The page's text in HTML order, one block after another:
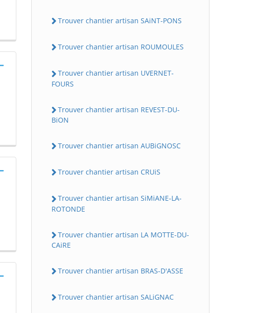
Trouver chantier artisan SAiNT-PONS
Trouver chantier artisan ROUMOULES
Trouver chantier artisan UVERNET-
FOURS
Trouver chantier artisan REVEST-DU-
BiON
Trouver chantier artisan AUBiGNOSC
Trouver chantier artisan CRUiS
Trouver chantier artisan SiMiANE-LA-
ROTONDE
Trouver chantier artisan LA MOTTE-DU-
CAiRE
Trouver chantier artisan BRAS-D'ASSE
Trouver chantier artisan SALiGNAC